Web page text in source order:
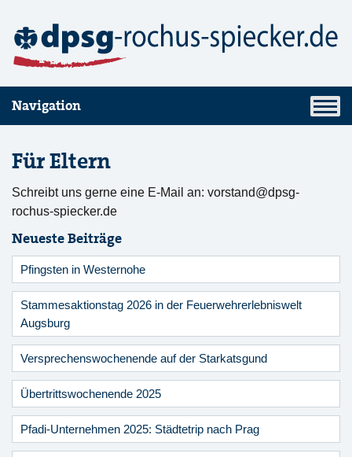
Navigation
Für Eltern
Schreibt uns gerne eine E-Mail an: vorstand@dpsg-
rochus-spiecker.de
Neueste Beiträge
Pfingsten in Westernohe
Stammesaktionstag 2026 in der Feuerwehrerlebniswelt
Augsburg
Versprechenswochenende auf der Starkatsgund
Übertrittswochenende 2025
Pfadi-Unternehmen 2025: Städtetrip nach Prag